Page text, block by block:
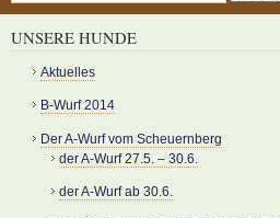
UNSERE HUNDE
Aktuelles
B-Wurf 2014
Der A-Wurf vom Scheuernberg
der A-Wurf 27.5. – 30.6.
der A-Wurf ab 30.6.